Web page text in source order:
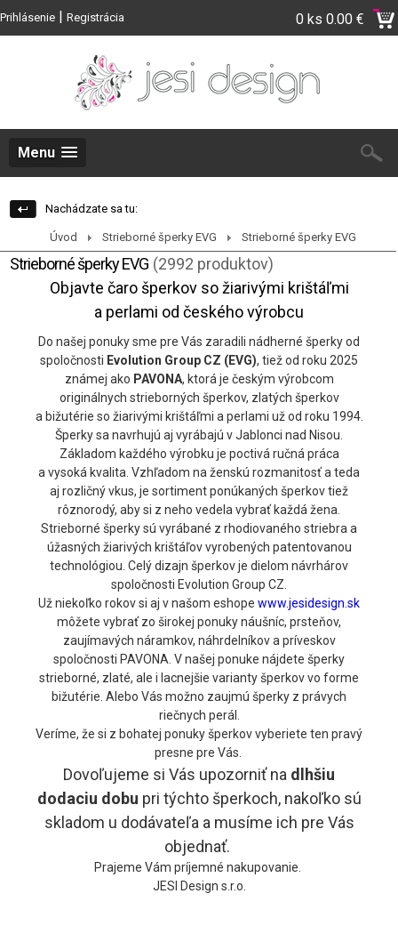
Prihlásenie | Registrácia 0 ks 0.00 €
Menu
Nachádzate sa tu:
Úvod Strieborné šperky EVG Strieborné šperky EVG
Strieborné šperky EVG (2992 produktov)
Objavte čaro šperkov so žiarivými krištáľmi
a perlami od českého výrobcu
Do našej ponuky sme pre Vás zaradili nádherné šperky od
spoločnosti Evolution Group CZ (EVG), tiež od roku 2025
známej ako PAVONA, ktorá je českým výrobcom
originálnych strieborných šperkov, zlatých šperkov
a bižutérie so žiarivými krištáľmi a perlami už od roku 1994.
Šperky sa navrhujú aj vyrábajú v Jablonci nad Nisou.
Základom každého výrobku je poctivá ručná práca
a vysoká kvalita. Vzhľadom na ženskú rozmanitosť a teda
aj rozličný vkus, je sortiment ponúkaných šperkov tiež
rôznorodý, aby si z neho vedela vybrať každá žena.
Strieborné šperky sú vyrábané z rhodiovaného striebra a
úžasných žiarivých krištáľov vyrobených patentovanou
technológiou. Celý dizajn šperkov je dielom návrhárov
spoločnosti Evolution Group CZ.
Už niekoľko rokov si aj v našom eshope www.jesidesign.sk
môžete vybrať zo širokej ponuky náušníc, prsteňov,
zaujímavých náramkov, náhrdelníkov a príveskov
spoločnosti PAVONA. V našej ponuke nájdete šperky
strieborné, zlaté, ale i lacnejšie varianty šperkov vo forme
bižutérie. Alebo Vás možno zaujmú šperky z právych
riečnych perál.
Veríme, že si z bohatej ponuky šperkov vyberiete ten pravý
presne pre Vás.
Dovoľujeme si Vás upozorniť na dlhšiu
dodaciu dobu pri týchto šperkoch, nakoľko sú
skladom u dodávateľa a musíme ich pre Vás
objednať.
Prajeme Vám príjemné nakupovanie.
JESI Design s.r.o.